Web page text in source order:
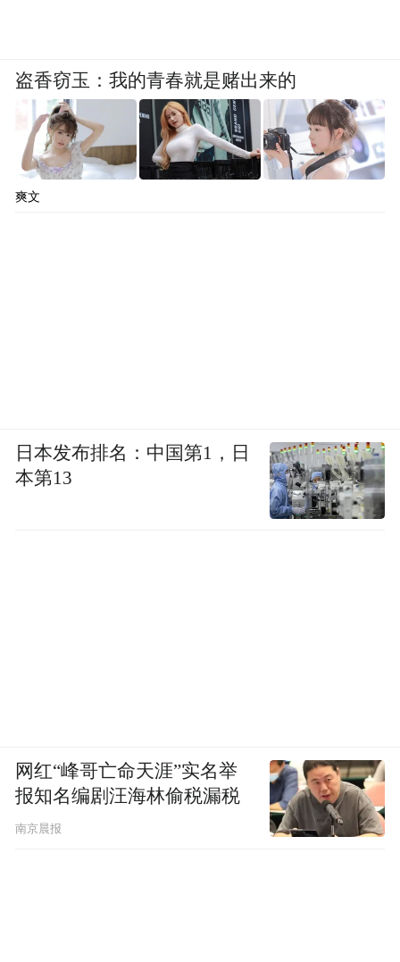
盗香窃玉：我的青春就是赌出来的
爽文
日本发布排名：中国第1，日
本第13
网红“峰哥亡命天涯”实名举
报知名编剧汪海林偷税漏税
南京晨报